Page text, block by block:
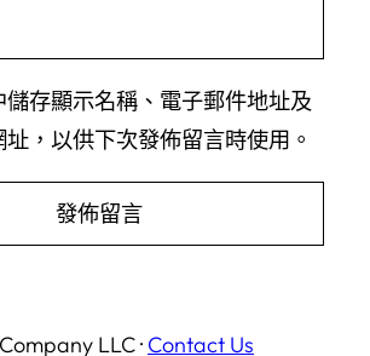
儲存顯示名稱、電子郵件地址及
，以供下次發佈留言時使用。
LLC · Contact Us